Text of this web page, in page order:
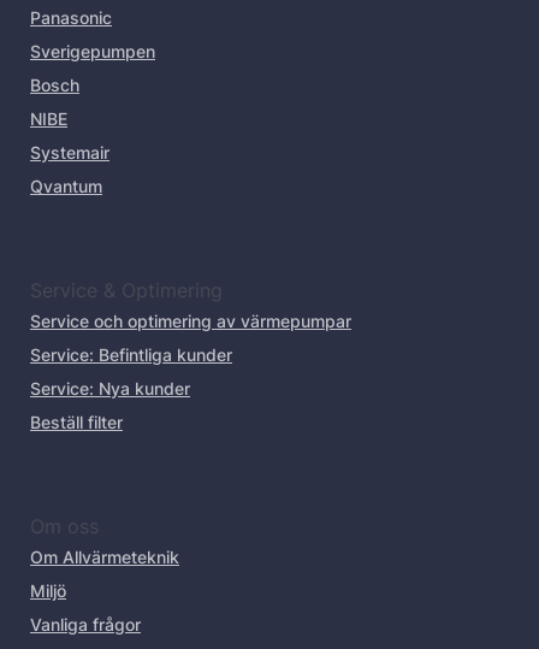
Panasonic
Sverigepumpen
Bosch
NIBE
Systemair
Qvantum
Service & Optimering
Service och optimering av värmepumpar
Service: Befintliga kunder
Service: Nya kunder
Beställ filter
Om oss
Om Allvärmeteknik
Miljö
Vanliga frågor